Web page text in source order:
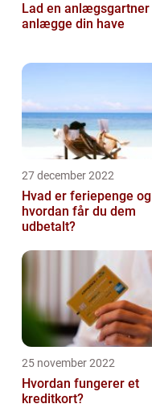
Lad en anlægsgartner
anlægge din have
27 december 2022
Hvad er feriepenge og
hvordan får du dem
udbetalt?
25 november 2022
Hvordan fungerer et
kreditkort?